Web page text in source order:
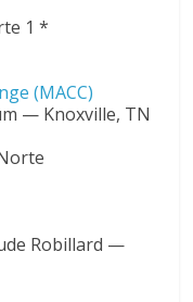
1 *
(MACC)
— Knoxville, TN
Robillard —